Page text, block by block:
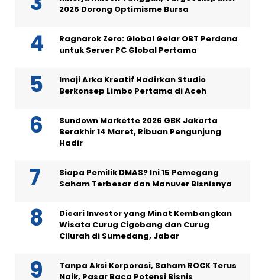
2026 Dorong Optimisme Bursa
Ragnarok Zero: Global Gelar OBT Perdana
untuk Server PC Global Pertama
Imaji Arka Kreatif Hadirkan Studio
Berkonsep Limbo Pertama di Aceh
Sundown Markette 2026 GBK Jakarta
Berakhir 14 Maret, Ribuan Pengunjung
Hadir
Siapa Pemilik DMAS? Ini 15 Pemegang
Saham Terbesar dan Manuver Bisnisnya
Dicari Investor yang Minat Kembangkan
Wisata Curug Cigobang dan Curug
Cilurah di Sumedang, Jabar
Tanpa Aksi Korporasi, Saham ROCK Terus
Naik, Pasar Baca Potensi Bisnis